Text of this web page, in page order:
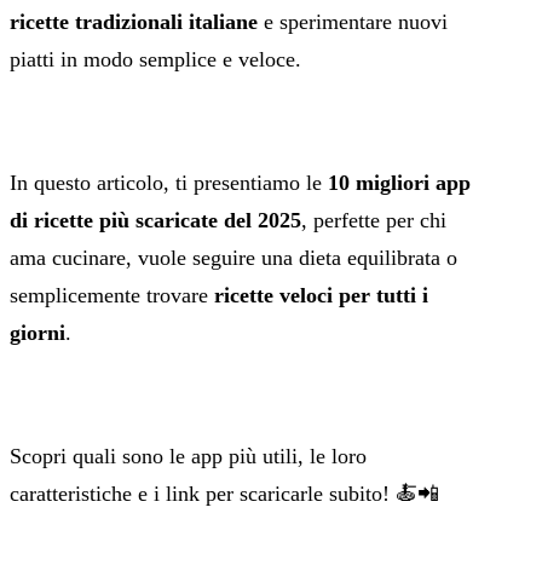
ricette tradizionali italiane e sperimentare nuovi
piatti in modo semplice e veloce.
In questo articolo, ti presentiamo le 10 migliori app
di ricette più scaricate del 2025, perfette per chi
ama cucinare, vuole seguire una dieta equilibrata o
semplicemente trovare ricette veloci per tutti i
giorni.
Scopri quali sono le app più utili, le loro
caratteristiche e i link per scaricarle subito! 🍝📲